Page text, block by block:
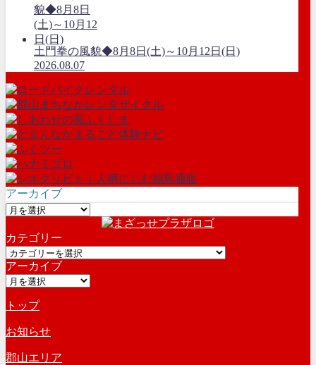
土門拳の風貌◆8月8日(土)～10月12日(日)
2026.08.07
アーカイブ
ア
カ
イ
ブ
カテゴリー
カ
テ
ゴ
ー
アーカイブ
ア
カ
イ
ブ
トップ
お知らせ
郡山エリア